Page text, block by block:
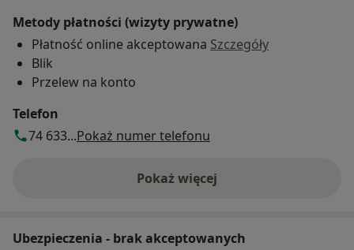
Metody płatności (wizyty prywatne)
Płatność online akceptowana Szczegóły
Blik
Przelew na konto
Telefon
74 633...Pokaż numer telefonu
Pokaż więcej
o adresie
Ubezpieczenia - brak akceptowanych